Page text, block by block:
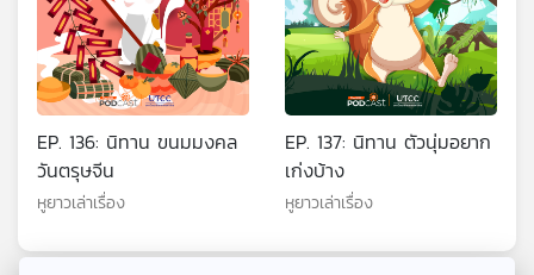
EP. 136: นิทาน ขนมมงคล
วันตรุษจีน
หูยาวเล่าเรื่อง
EP. 137: นิทาน ตัวนุ่มอยาก
เก่งบ้าง
หูยาวเล่าเรื่อง